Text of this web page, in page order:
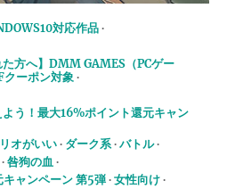
対応作品
た方へ】DMM GAMES（PCゲー
クーポン対象
う！最大16%ポイント還元キャン
オがいい ダーク系 バトル
咎狗の血
ャンペーン 第5弾 女性向け